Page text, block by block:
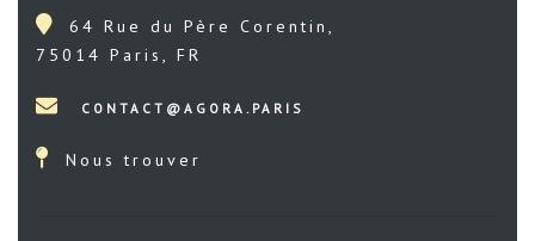
64 Rue du Père Corentin,
75014 Paris, FR
Nous trouver